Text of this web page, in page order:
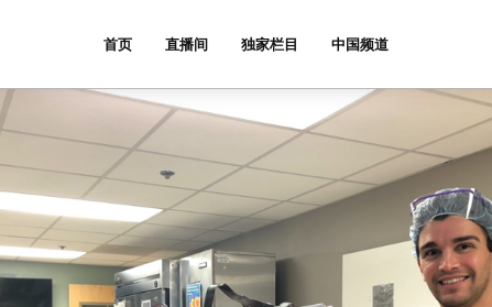
首页 直播间 独家栏目 中国频道